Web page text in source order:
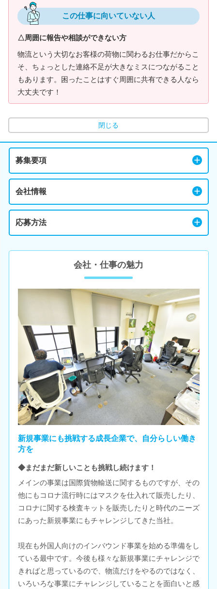
この仕事に向いていない人
△周囲に報告や相談ができない方
物流という大切なお客様の荷物に関わるお仕事だからこ
そ、ちょっとした連絡不足が大きなミスにつながること
もあります。困ったことはすぐ周囲に共有できる人なら
大丈夫です！
閉じる
募集要項
会社情報
応募方法
会社・仕事の魅力
新規事業にも挑戦する成長企業で、自分らしい働き
方を
◆まだまだ新しいことも挑戦し続けます！
メインの事業は国際貨物輸送に関するものですが、その
他にもコロナ流行時にはマスクを仕入れて販売したり、
コロナに関する検査キットを販売したりと時代のニーズ
にあった新規事業にもチャレンジしてきた当社。
現在も外国人向けのインバウンド事業を始める準備をし
ている最中です。今後も様々な新規事業にチャレンジで
きればと思っているので、物流だけをやるのではなく、
いろいろな事業にチャレンジしていることを面白いと感